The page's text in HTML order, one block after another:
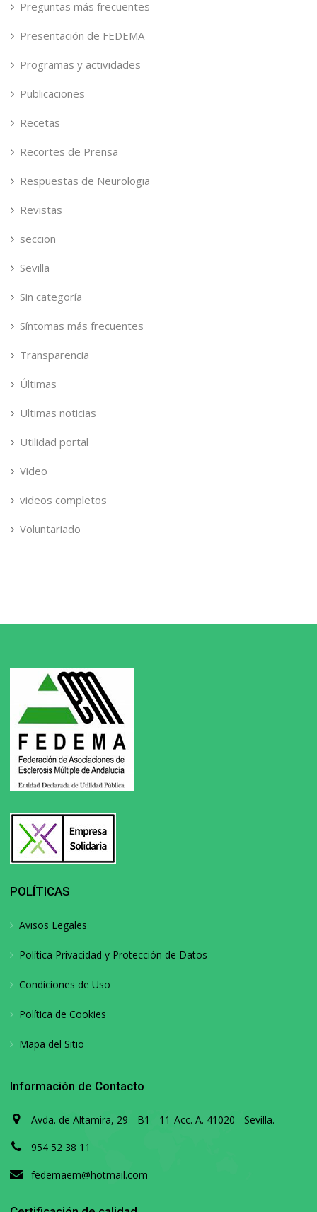
Preguntas más frecuentes
Presentación de FEDEMA
Programas y actividades
Publicaciones
Recetas
Recortes de Prensa
Respuestas de Neurologia
Revistas
seccion
Sevilla
Sin categoría
Síntomas más frecuentes
Transparencia
Últimas
Ultimas noticias
Utilidad portal
Video
videos completos
Voluntariado
POLÍTICAS
Avisos Legales
Política Privacidad y Protección de Datos
Condiciones de Uso
Política de Cookies
Mapa del Sitio
Información de Contacto
Avda. de Altamira, 29 - B1 - 11-Acc. A. 41020 - Sevilla.
954 52 38 11
fedemaem@hotmail.com